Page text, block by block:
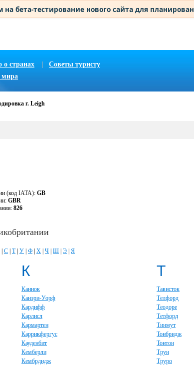
бета-тестирование нового сайта для
о странах
Советы туристу
г. Leigh
(код IATA): GB
GBR
826
С Т| У Ф Х Ч Ш Э Я
К
Каннок
Канэри-Уорф
Кардифф
Карлисл
Кармартен
Каррикфергус
Кауденбит
Кемберли
Кембрдидж
Т
Тависток
Телфорд
Теодоре
Тетфорд
Тинмут
Тонбридж
Тонтон
Трун
Труро